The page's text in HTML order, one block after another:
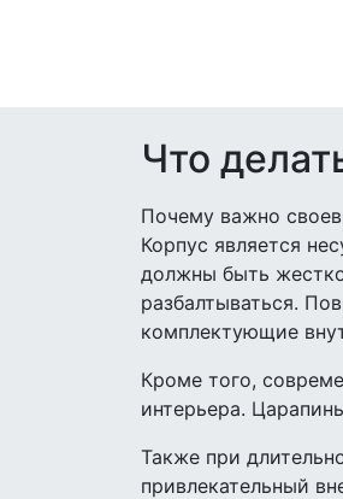
Что
Почему важно
Корпус является
должны быть
разбалтываться.
комплектующие
Кроме того,
интерьера.
Также при
привлекательный